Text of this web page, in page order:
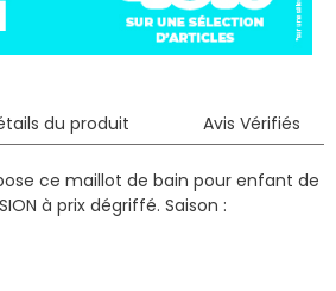
du produit Avis Vérifiés
ce maillot de bain pour enfant de
à prix dégriffé. Saison :